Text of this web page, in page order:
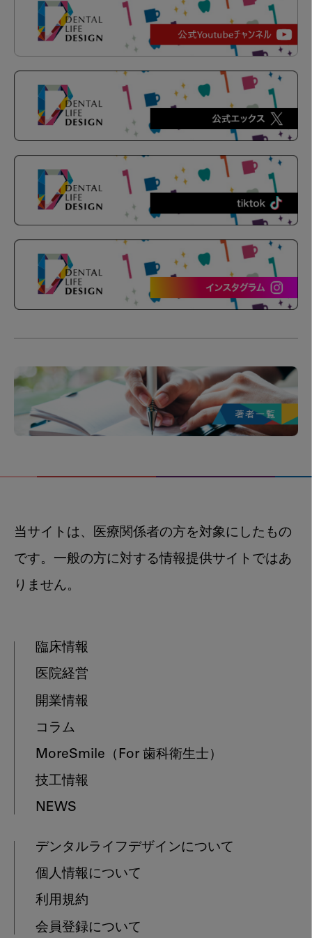
当サイトは、医療関係者の方を対象にしたもの
です。一般の方に対する情報提供サイトではあ
りません。
臨床情報
医院経営
開業情報
コラム
MoreSmile （For 歯科衛生士）
技工情報
NEWS
デンタルライフデザインについて
個人情報について
利用規約
会員登録について